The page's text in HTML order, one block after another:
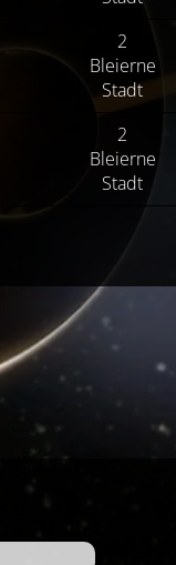
2
Bleierne
Stadt
2
Bleierne
Stadt